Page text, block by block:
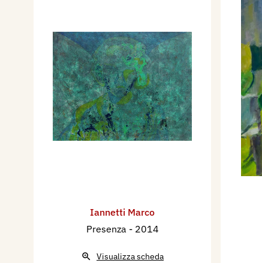
Iannetti Marco
Presenza - 2014
Visualizza scheda